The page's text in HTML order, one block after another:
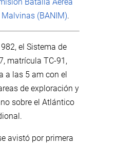
(BANIM).
el Sistema de
matrícula TC-91,
a las 5 am con el
de exploración y
sobre el Atlántico
avistó por primera